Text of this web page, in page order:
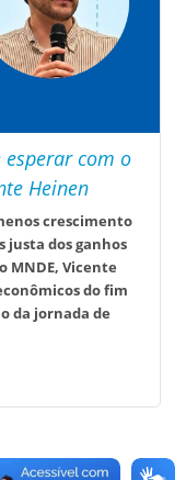
esperar com o
Heinen
crescimento
justa dos ganhos
MNDE, Vicente
do fim
da jornada de